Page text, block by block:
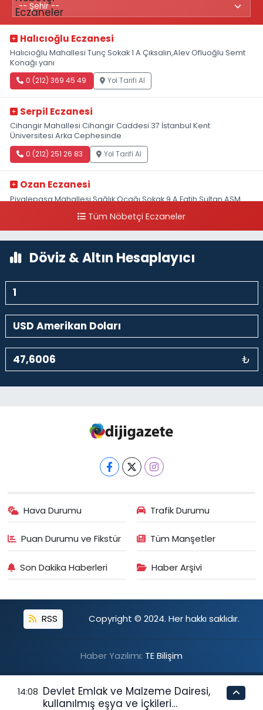
Halıcıoğlu Eczanesi
Halıcıoğlu Mahallesi Tunç Sokak 1 A Çıksalın,Alev Ofluoğlu Semt
Konağı yanı
0 (212) 369 45 49 Yol Tarifi Al
Serpil Eczanesi
Cihangir Mahallesi Cihangir Caddesi 37 İstanbul Kent
Üniversitesi Arka Cephesinde
0 (212) 251 26 83 Yol Tarifi Al
Ozan Eczanesi
Piyalepaşa Mahallesi Sağlık Ocağı Sokak 9 A Fatih Sultan ASM
Tüm Nöbetçi Eczaneler
Döviz & Altın Hesaplayıcı
₺
Hava Durumu Trafik Durumu
Puan Durumu ve Fikstür Tüm Manşetler
Son Dakika Haberleri Haber Arşivi
RSS Copyright © 2024. Her hakkı saklıdır.
Haber Yazılımı: TE Bilişim
14:08 Devlet Emlak ve Malzeme Dairesi,
kullanılmış eşya ve içkileri